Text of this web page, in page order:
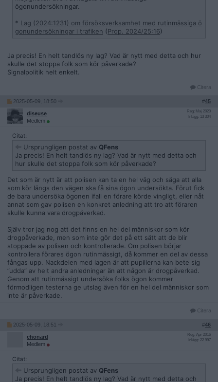
ögonundersökningar.
* Lag (2024:1231) om försöksverksamhet med rutinmässiga ö
gonundersökningar i trafiken (Prop. 2024/25:16)
Ja precis! En helt tandlös ny lag? Vad är nytt med detta och hur
skulle det stoppa folk som kör påverkade?
Signalpolitik helt enkelt.
Citera
2025-05-09, 18:50 #45
diseuse
Medlem
Reg: Maj 2020
Inlägg: 13 304
Citat:
Ursprungligen postat av QFens
Ja precis! En helt tandlös ny lag? Vad är nytt med detta och
hur skulle det stoppa folk som kör påverkade?
Det som är nytt är att polisen kan ta en hel väg och säga att alla
som kör längs den vägen ska få sina ögon undersökta. Förut fick
de bara undersöka ögonen ifall en förare körde vingligt, eller nåt
annat som gav polisen en konkret anledning att tro att föraren
skulle kunna vara drogpåverkad.
Själv tror jag nog att det finns en hel del människor som kör
drogpåverkade, men som inte gör det på ett sätt att de blir
stoppade av polisen och kontrollerade. Om polisen börjar
kontrollera förares ögon rutinmässigt, då kommer en del av dessa
fångas upp. Nackdelen med lagen är att pupillerna kan bete sig
”udda” av helt andra anledningar än att någon är drogpåverkad.
Genom att rutinmässigt undersöka folks ögon kommer
förmodligen testerna ge utslag även för en hel del människor som
inte är påverkade.
Citera
2025-05-09, 18:51 #46
chonard
Medlem
Reg: Apr 2016
Inlägg: 22 997
Citat:
Ursprungligen postat av QFens
Ja precis! En helt tandlös ny lag? Vad är nytt med detta och